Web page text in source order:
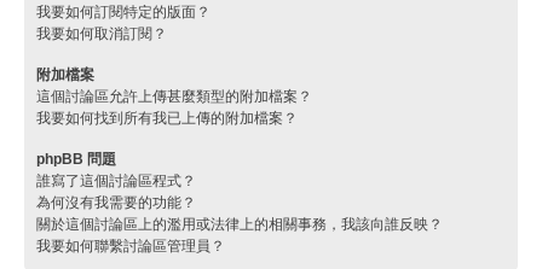
我要如何訂閱特定的版面？
我要如何取消訂閱？
附加檔案
這個討論區允許上傳甚麼類型的附加檔案？
我要如何找到所有我已上傳的附加檔案？
phpBB 問題
誰寫了這個討論區程式？
為何沒有我需要的功能？
關於這個討論區上的濫用或法律上的相關事務，我該向誰反映？
我要如何聯繫討論區管理員？